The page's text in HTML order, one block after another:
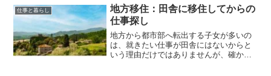
の人はいつもと同じ毎日を過ごしていま
す。とは言ってもこの時期...
仕事と暮らし
地方移住：田舎に移住してからの
仕事探し
地方から都市部へ転出する子女が多いの
は、就きたい仕事が田舎にはないからと
いう理由だけではありませんが、確かに